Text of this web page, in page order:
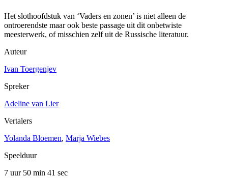
Het slothoofdstuk van ‘Vaders en zonen’ is niet alleen de
ontroerendste maar ook beste passage uit dit onbetwiste
meesterwerk, of misschien zelf uit de Russische literatuur.
Auteur
Ivan Toergenjev
Spreker
Adeline van Lier
Vertalers
Yolanda Bloemen, Marja Wiebes
Speelduur
7 uur 50 min 41 sec